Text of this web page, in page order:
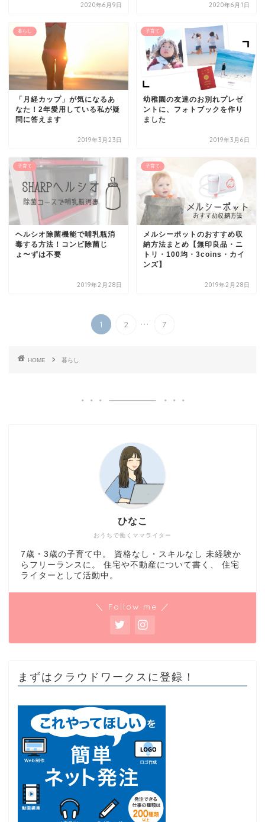
2020年6月9日 2020年6月1日
暮らし
「月経カップ」が気になるあ
なた！2年愛用している私が疑
問に答えます
2019年3月23日
子育て
幼稚園の友達のお別れプレゼ
ントに、フォトブックを作り
ました
2019年3月6日
子育て
ヘルシオ除菌機能で哺乳瓶消
毒する方法！コンビ除菌じ
ょ〜ずは不要
2019年2月28日
子育て
メルシーポットのおすすめ収
納方法まとめ【無印良品・ニ
トリ・100均・3coins・カイ
ンズ】
2019年2月28日
1 2 ... 7
HOME 暮らし
おうちで働くママライター
ひなこ
7歳・3歳の子育て中。 資格なし・スキルなし 未経験か
らフリーランスに。 住宅や不動産について書く、 住宅
ライターとして活動中。
＼ Follow me ／
まずはクラウドワークスに登録！